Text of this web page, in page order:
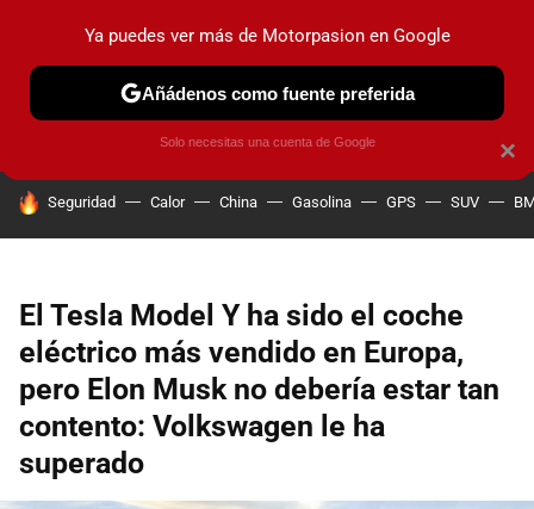
PRUEBAS COCHES ELÉCTRICOS OBSERVATORIO
HOY SE HABLA DE
Seguridad Calor China Gasolina GPS SUV
El Tesla Model Y ha sido el coche
eléctrico más vendido en Europa,
pero Elon Musk no debería estar tan
contento: Volkswagen le ha
superado
×
Ya puedes ver más de Motorpasion en Google
Añádenos como fuente preferida
Solo necesitas una cuenta de Google